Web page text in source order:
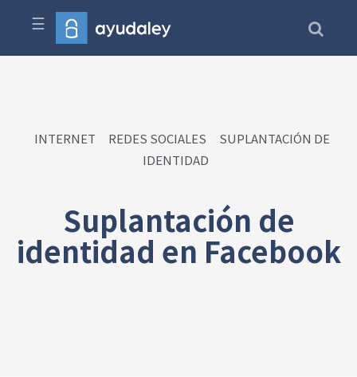
☰
INTERNET REDES SOCIALES
SUPLANTACIÓN DE
IDENTIDAD
Suplantación de
identidad en Facebook